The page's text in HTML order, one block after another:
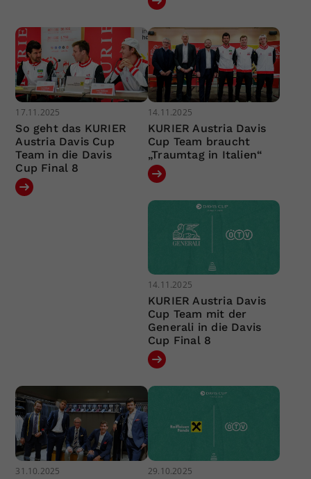
17.11.2025
So geht das KURIER
Austria Davis Cup
Team in die Davis
Cup Final 8
14.11.2025
KURIER Austria Davis
Cup Team braucht
„Traumtag in Italien“
14.11.2025
KURIER Austria Davis
Cup Team mit der
Generali in die Davis
Cup Final 8
31.10.2025 29.10.2025